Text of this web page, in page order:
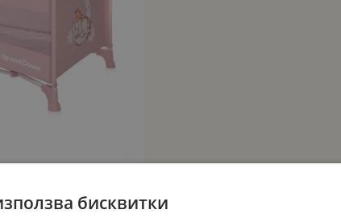
бисквитки